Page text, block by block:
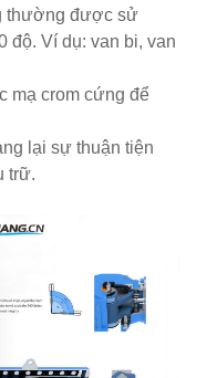
thường được sử
độ. Ví dụ: van bi, van
mạ crom cứng để
lại sự thuận tiện
trữ.